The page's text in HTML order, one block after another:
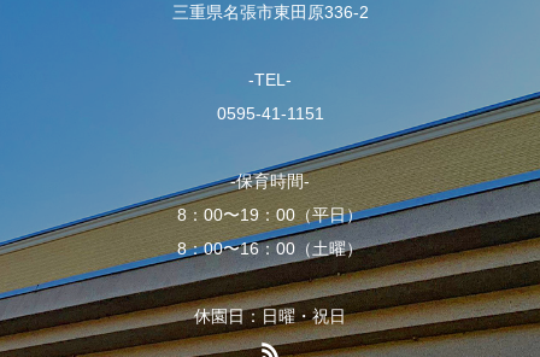
三重県名張市東田原336-2
-TEL-
0595-41-1151
-保育時間-
8：00〜19：00（平日）
8：00〜16：00（土曜）
休園日：日曜・祝日